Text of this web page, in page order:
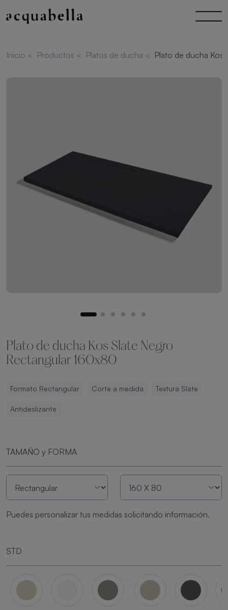
Inicio < Productos < Platos de ducha < Plato de ducha Kos
Plato de ducha Kos Slate Negro
Rectangular 160x80
Formato Rectangular Corte a medida Textura Slate
Antideslizante
TAMAÑO y FORMA
Puedes personalizar tus medidas solicitando información.
STD